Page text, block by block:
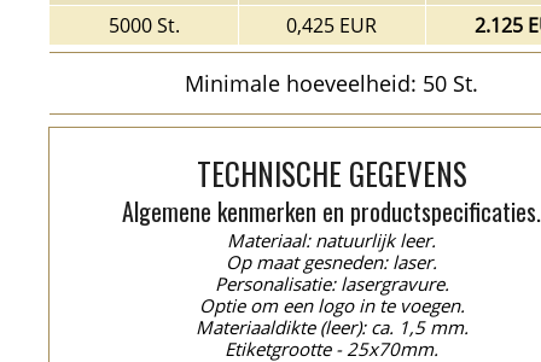
5000 St.
0,425 EUR 2.125
Minimale hoeveelheid: 50 St.
TECHNISCHE GEGEVENS
Algemene kenmerken en productspecificaties.
Materiaal: natuurlijk leer.
Op maat gesneden: laser.
Personalisatie: lasergravure.
Optie om een logo in te voegen.
Materiaaldikte (leer): ca. 1,5 mm.
Etiketgrootte - 25x70mm.